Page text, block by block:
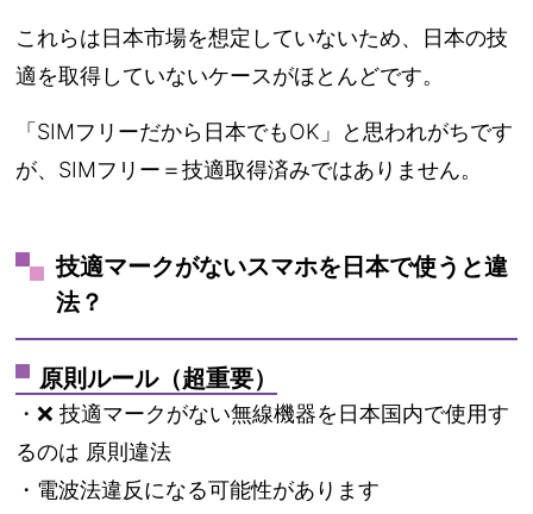
これらは日本市場を想定していないため、日本の技
適を取得していないケースがほとんどです。
「SIMフリーだから日本でもOK」と思われがちです
が、SIMフリー＝技適取得済みではありません。
技適マークがないスマホを日本で使うと違
法？
原則ルール（超重要）
・❌ 技適マークがない無線機器を日本国内で使用す
るのは 原則違法
・電波法違反になる可能性があります